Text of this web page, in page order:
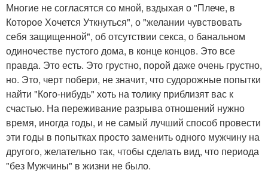
Многие не согласятся со мной, вздыхая о "Плече, в
Которое Хочется Уткнуться", о "желании чувствовать
себя защищенной", об отсутствии секса, о банальном
одиночестве пустого дома, в конце концов. Это все
правда. Это есть. Это грустно, порой даже очень грустно,
но. Это, черт побери, не значит, что судорожные попытки
найти "Кого-нибудь" хоть на толику приблизят вас к
счастью. На переживание разрыва отношений нужно
время, иногда годы, и не самый лучший способ провести
эти годы в попытках просто заменить одного мужчину на
другого, желательно так, чтобы сделать вид, что периода
"без Мужчины" в жизни не было.